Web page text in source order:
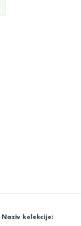
Naziv kolekcije: